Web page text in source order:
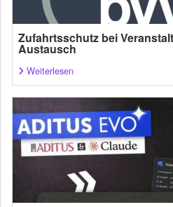
Zufahrtsschutz bei
Austausch
Weiterlesen